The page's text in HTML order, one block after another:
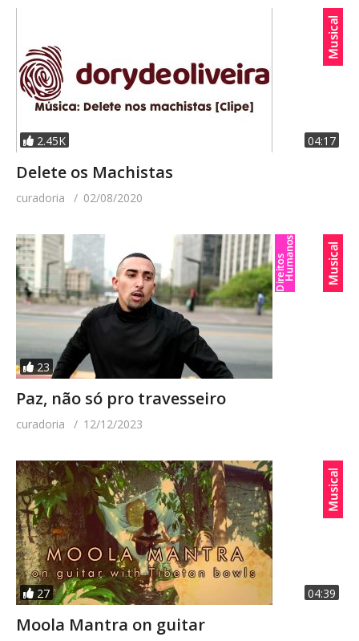
2.45K 04:17
Delete os Machistas
curadoria 02/08/2020
23
Paz, não só pro travesseiro
curadoria 12/12/2023
27 04:39
Moola Mantra on guitar